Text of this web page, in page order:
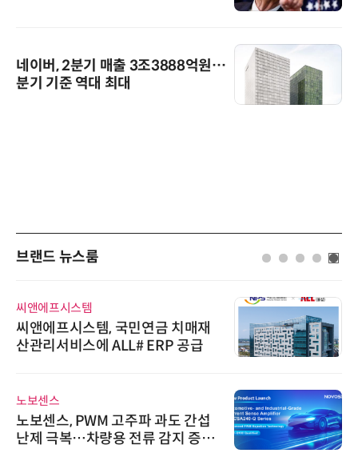
네이버, 2분기 매출 3조3888억원…
분기 기준 역대 최대
브랜드 뉴스룸
씨앤에프시스템
씨앤에프시스템, 국민연금 치매재
산관리서비스에 ALL# ERP 공급
노보센스
노보센스, PWM 고주파 과도 간섭
난제 극복…차량용 전류 감지 증폭